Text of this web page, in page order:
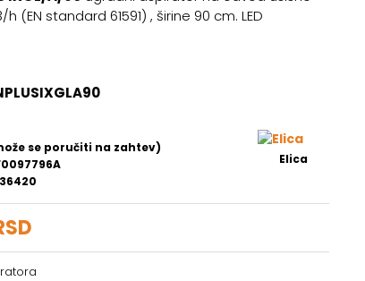
(EN standard 61591) , širine 90 cm. LED
se poručiti na zahtev)
Elica